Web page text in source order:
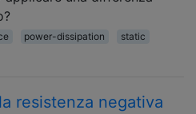
power-dissipation
static
resistenza negativa